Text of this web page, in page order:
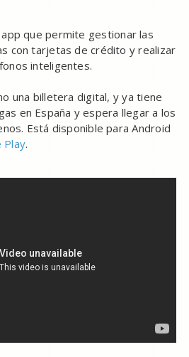
app que permite gestionar las
con tarjetas de crédito y realizar
inteligentes.
una billetera digital, y ya tiene
en España y espera llegar a los
Está disponible para Android
Play.